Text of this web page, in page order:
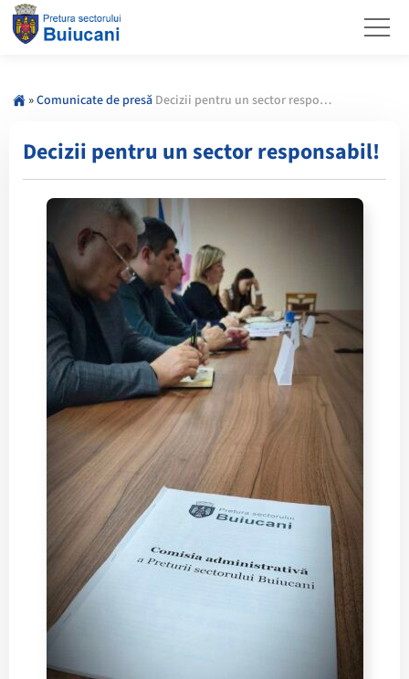
»Comunicate de presă Decizii pentru un sector responsabil!
Decizii pentru un sector responsabil!